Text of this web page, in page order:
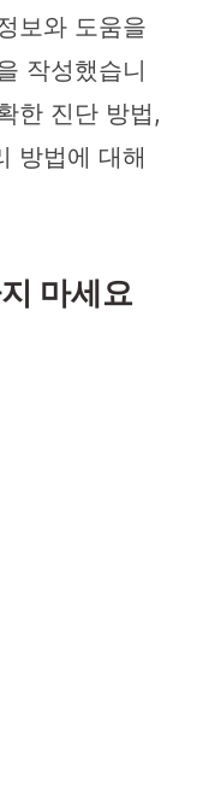
보와 도움을
작성했습니
한 진단 방법,
방법에 대해
마세요